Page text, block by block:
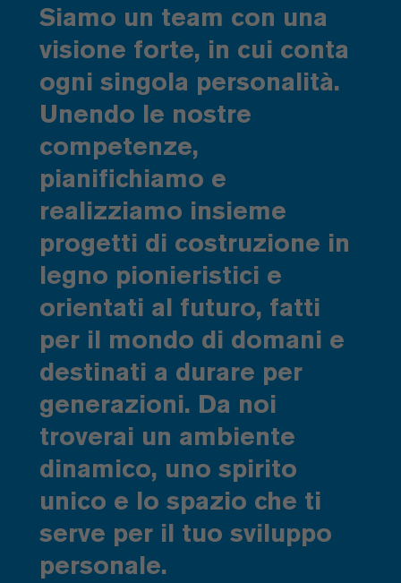
Siamo un team con una
visione forte, in cui conta
ogni singola personalità.
Unendo le nostre
competenze,
pianifichiamo e
realizziamo insieme
progetti di costruzione in
legno pionieristici e
orientati al futuro, fatti
per il mondo di domani e
destinati a durare per
generazioni. Da noi
troverai un ambiente
dinamico, uno spirito
unico e lo spazio che ti
serve per il tuo sviluppo
personale.